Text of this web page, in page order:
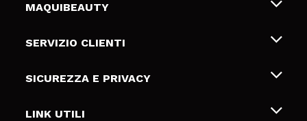
MAQUIBEAUTY
Chi siamo
Gift Cards
SERVIZIO CLIENTI
Spedizioni & Resi
Metodi di pagamamento
SICUREZZA E PRIVACY
Termini e condizioni
LINK UTILI